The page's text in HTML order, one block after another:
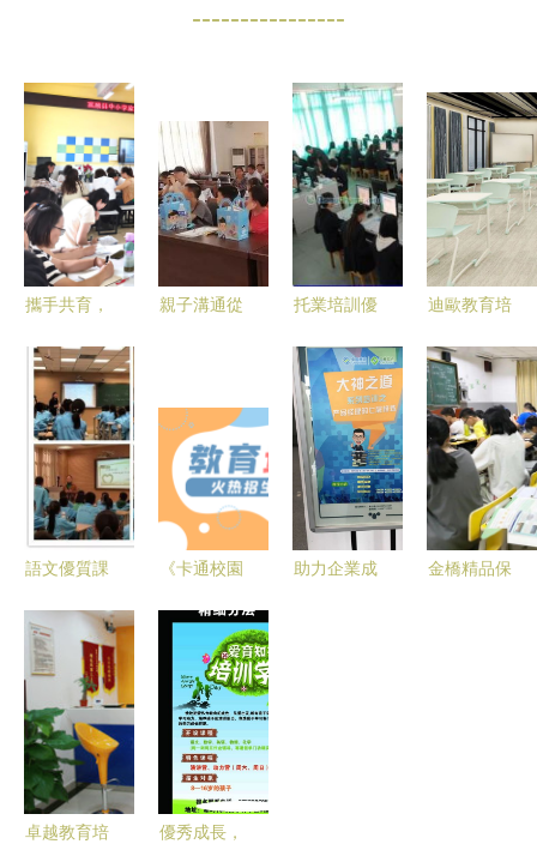
----------------
攜手共育，
富順縣中小
學家庭教育
種子教師培
訓圓滿舉行
親子溝通從
會走進景潭
村開展家庭
教育專題講
座
托業培訓優
云技師學院
助你高效通
關
迪歐教育培
桌椅專為教
育賦能，成
就學習新體
語文優質課
我校舉行
《卡通校園
站》——用
色彩點亮教
育之路
助力企業成
金橋精品保
卓越教育培
優秀成長，